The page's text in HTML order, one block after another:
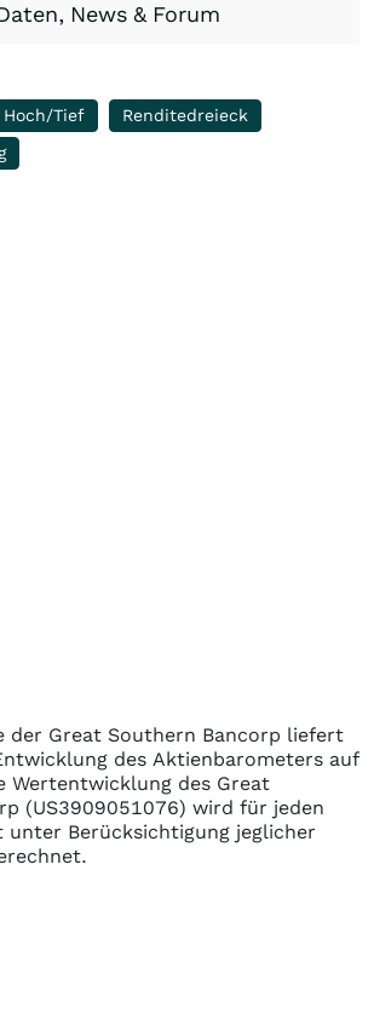
News & Forum
Hoch/Tief
Renditedreieck
der Great Southern Bancorp liefert
des Aktienbarometers auf
Wertentwicklung des Great
(US3909051076) wird für jeden
unter Berücksichtigung jeglicher